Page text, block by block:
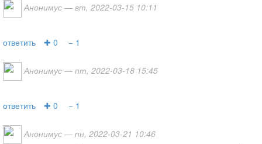
Анонимус — вт, 2022-03-15 10:11
ответить ✚ 0 − 1
Анонимус — пт, 2022-03-18 15:45
ответить ✚ 0 − 1
Анонимус — пн, 2022-03-21 10:46